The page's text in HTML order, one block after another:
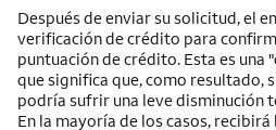
Después de enviar su solicitud, el
verificación de crédito para
puntuación de crédito. Esta es una
que significa que, como resultado,
podría sufrir una leve disminución
En la mayoría de los casos,